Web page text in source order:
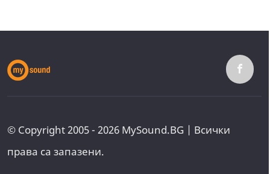
© Copyright 2005 - 2026 MySound.BG | Всички
права са запазени.